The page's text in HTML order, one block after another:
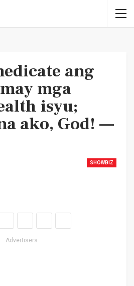
ang
mga
isyu;
ako, God! —
SHOWBIZ
Advertisers